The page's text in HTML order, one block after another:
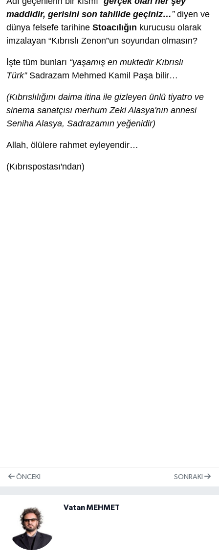
maddidir, gerisini son tahlilde geçiniz…” diyen ve
dünya felsefe tarihine Stoacılığın kurucusu olarak
imzalayan “Kıbrıslı Zenon”un soyundan olmasın?
İşte tüm bunları “yaşamış en muktedir Kıbrıslı
Türk” Sadrazam Mehmed Kamil Paşa bilir…
(Kıbrıslılığını daima itina ile gizleyen ünlü tiyatro ve
sinema sanatçısı merhum Zeki Alasya'nın annesi
Seniha Alasya, Sadrazamın yeğenidir)
Allah, ölülere rahmet eyleyendir…
(Kıbrıspostası'ndan)
ÖNCEKI SONRAKI
Vatan MEHMET